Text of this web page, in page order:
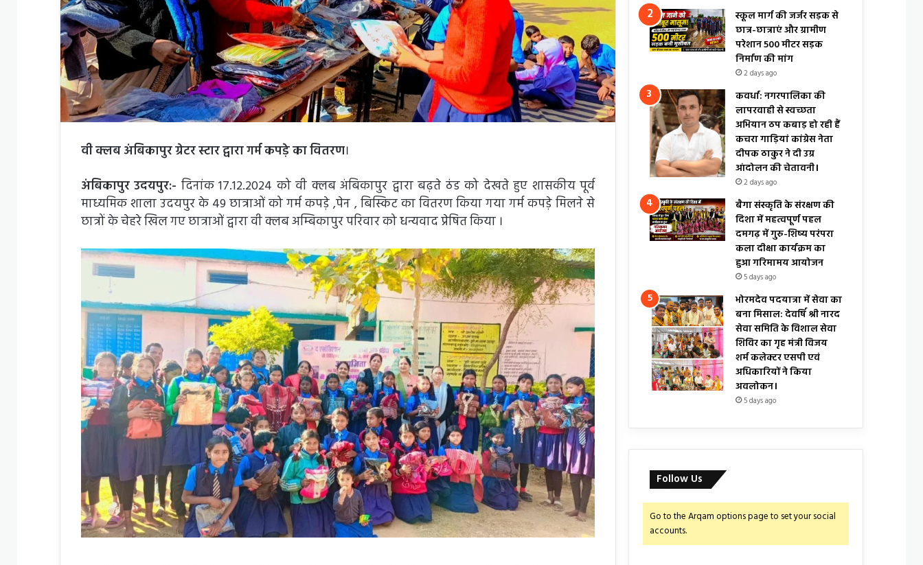
वी क्लब अंबिकापुर ग्रेटर स्टार द्वारा गर्म कपड़े का वितरण।
अंबिकापुर उदयपुर:- दिनांक 17.12.2024 को वी क्लब अंबिकापुर द्वारा बढ़ते ठंड को देखते हुए शासकीय पूर्व
माध्यमिक शाला उदयपुर के 49 छात्राओं को गर्म कपड़े ,पेन , बिस्किट का वितरण किया गया गर्म कपड़े मिलने से
छात्रों के चेहरे खिल गए छात्राओं द्वारा वी क्लब अम्बिकापुर परिवार को धन्यवाद प्रेषित किया ।
स्कूल मार्ग की जर्जर सड़क से
छात्र-छात्राएं और ग्रामीण
परेशान 500 मीटर सड़क
निर्माण की मांग
2 days ago
कवर्धा: नगरपालिका की
लापरवाही से स्वच्छता
अभियान ठप कबाड़ हो रही हैं
कचरा गाड़ियां कांग्रेस नेता
दीपक ठाकुर ने दी उग्र
आंदोलन की चेतावनी।
2 days ago
बैगा संस्कृति के संरक्षण की
दिशा में महत्वपूर्ण पहल
दमगढ़ में गुरु-शिष्य परंपरा
कला दीक्षा कार्यक्रम का
हुआ गरिमामय आयोजन
5 days ago
भोरमदेव पदयात्रा में सेवा का
बना मिसाल: देवर्षि श्री नारद
सेवा समिति के विशाल सेवा
शिविर का गृह मंत्री विजय
शर्म कलेक्टर एसपी एवं
अधिकारियों ने किया
अवलोकन।
5 days ago
Follow Us
Go to the Arqam options page to set your social
accounts.